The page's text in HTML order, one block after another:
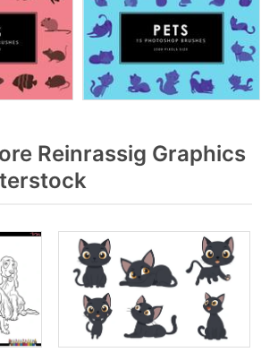
Reinrassig Graphics